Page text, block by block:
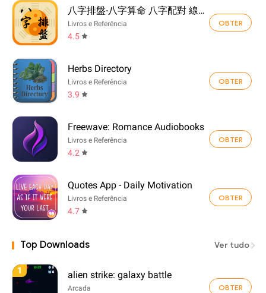
八字排盤-八字算命 八字配對 線上算命 生辰八字查詢
Livros e Referência
4.5
OBTER
Herbs Directory
Livros e Referência
3.9
OBTER
Freewave: Romance Audiobooks
Livros e Referência
4.2
OBTER
Quotes App - Daily Motivation
Livros e Referência
4.7
OBTER
Top Downloads Ver tudo
1 alien strike: galaxy battle
Arcada OBTER